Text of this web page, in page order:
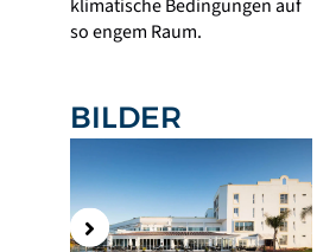
klimatische Bedingungen auf
so engem Raum.
BILDER